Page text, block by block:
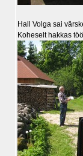
Hall Volga sai
Koheselt hakkas